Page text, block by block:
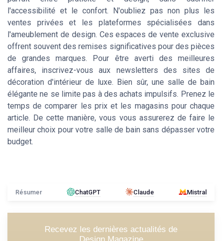
l'accessibilité et le confort. N'oubliez pas non plus les
ventes privées et les plateformes spécialisées dans
l'ameublement de design. Ces espaces de vente exclusive
offrent souvent des remises significatives pour des pièces
de grandes marques. Pour être averti des meilleures
affaires, inscrivez-vous aux newsletters des sites de
décoration d'intérieur de luxe. Bien sûr, une salle de bain
élégante ne se limite pas à des achats impulsifs. Prenez le
temps de comparer les prix et les magasins pour chaque
article. De cette manière, vous vous assurerez de faire le
meilleur choix pour votre salle de bain sans dépasser votre
budget.
Résumer ChatGPT Claude Mistral
Recevez les dernières actualités de